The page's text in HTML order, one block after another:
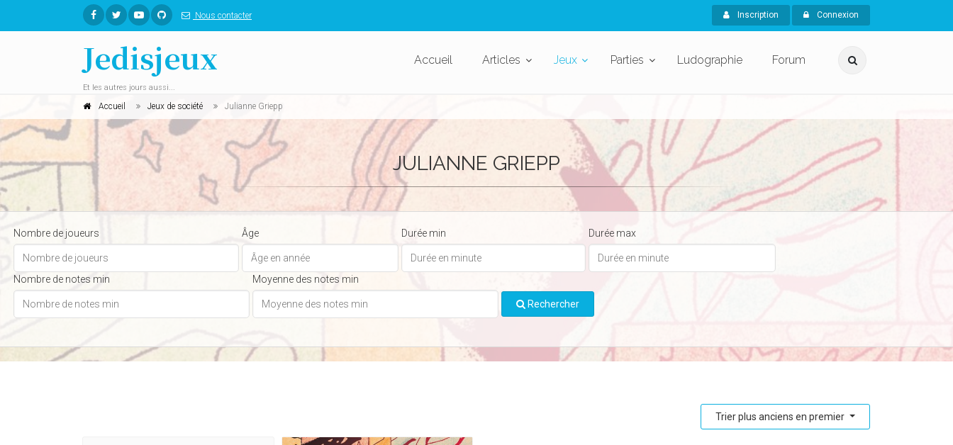
Nous contacter Inscription Connexion
Jedisjeux
Et les autres jours aussi...
Accueil Articles Jeux Parties Ludographie Forum
Accueil Jeux de société Julianne Griepp
JULIANNE GRIEPP
Nombre de joueurs Âge Durée min Durée max
Nombre de notes min Moyenne des notes min
Rechercher
Trier plus anciens en premier